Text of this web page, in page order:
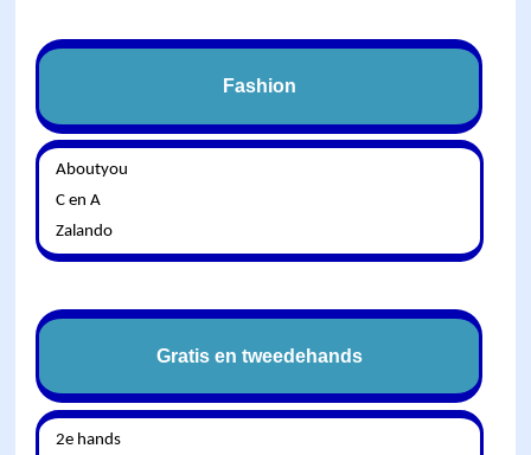
Fashion
Aboutyou
C en A
Zalando
Gratis en tweedehands
2e hands